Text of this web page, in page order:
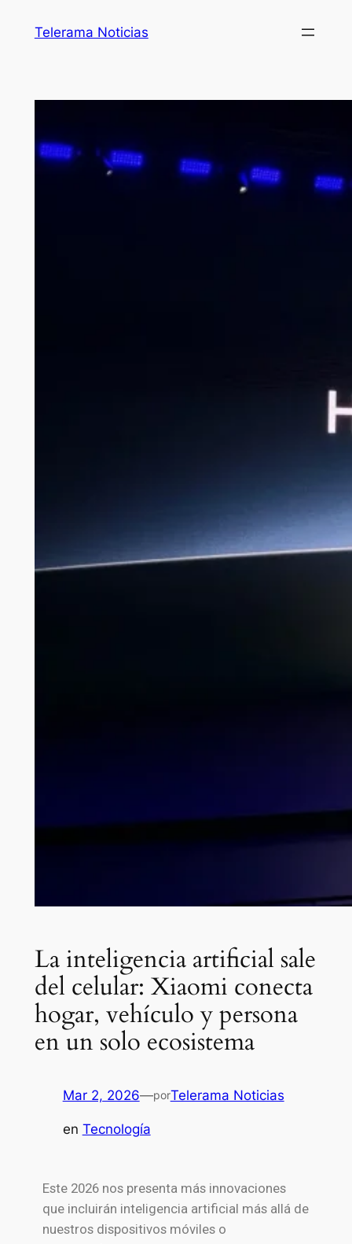
Telerama Noticias
La inteligencia artificial sale
del celular: Xiaomi conecta
hogar, vehículo y persona
en un solo ecosistema
Mar 2, 2026—porTelerama Noticias
en Tecnología
Este 2026 nos presenta más innovaciones
que incluirán inteligencia artificial más allá de
nuestros dispositivos móviles o